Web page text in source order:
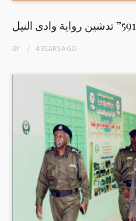
BY 4 YEARSAGO